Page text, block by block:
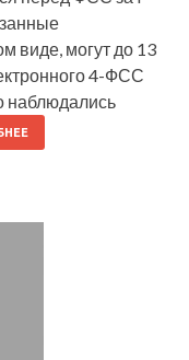
виде, могут до 13
4-ФСС
наблюдались